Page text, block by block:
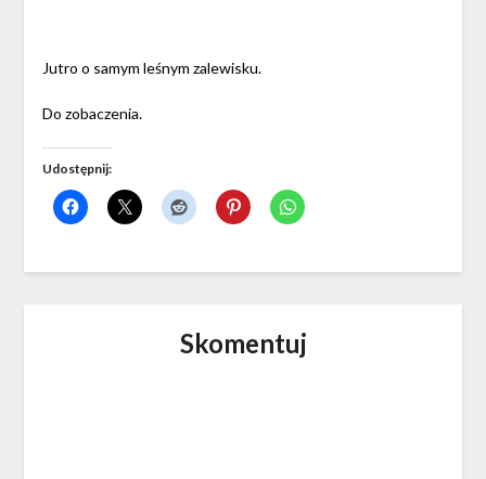
Jutro o samym leśnym zalewisku.
Do zobaczenia.
Udostępnij:
Skomentuj